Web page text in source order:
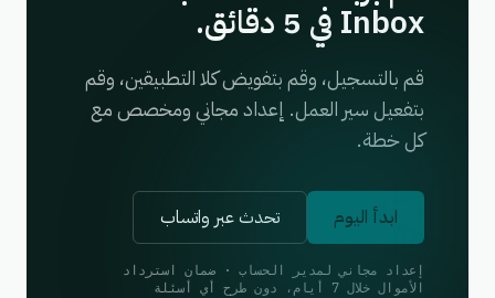
Inbox في 5 دقائق.
قم بالتسجيل، وقم بتفويض كلا التطبيقين، وقم
بتفعيل سير العمل. إعداد مجاني ومخصص مع
كل خطة.
ابدأ اليوم تحدث عبر واتساب
إعداد مجاني لمدير الحساب · ضمان استرداد
الأموال خلال 7 أيام، دون طرح أي أسئلة